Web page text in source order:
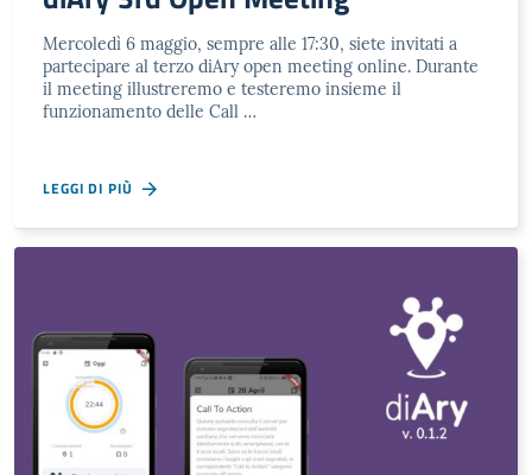
Mercoledì 6 maggio, sempre alle 17:30, siete invitati a
partecipare al terzo diAry open meeting online. Durante
il meeting illustreremo e testeremo insieme il
funzionamento delle Call …
LEGGI DI PIÙ